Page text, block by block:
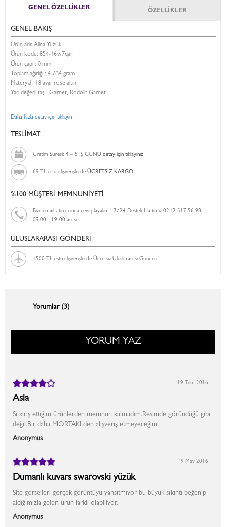
GENEL ÖZELLİKLER ÖZELLİKLER
GENEL BAKIŞ
Ürün adı: Alina Yüzük
Ürün kodu: 854-16w7qar
Ürün çapı : 0 mm
Toplam ağırlığı : 4.764 gram
Materyal : 18 ayar rose altın
Yarı değerli taş : Garnet, Rodolit Garnet
Daha fazla detay için tıklayın
TESLİMAT
Üretim Süresi: 4 – 5 İŞ GÜNÜ detay için tıklayınız
69 TL üstü alışverişlerde ÜCRETSİZ KARGO
%100 MÜŞTERİ MEMNUNİYETİ
Bize email atın anında cevaplayalım ! 7/24 Destek Hattımız 0212 517 56 98
09:00 - 19:00 arası.
ULUSLARARASI GÖNDERİ
1500 TL üstü alışverişlerde Ücretsiz Uluslararası Gönderi
Yorumlar (3)
YORUM YAZ
Asla
Sipariş ettiğim ürünlerden memnun kalmadım.Resimde göründüğü gibi
değil.Bir daha MORTAKI den alışveriş etmeyeceğim.
Anonymus
19 Tem 2016
Dumanlı kuvars swarovski yüzük
Site görselleri gerçek görüntüyü yansıtmıyor bu büyük sıkıntı beğenip
aldığımızla gelen ürün farklı olabiliyor.
Anonymus
9 May 2016